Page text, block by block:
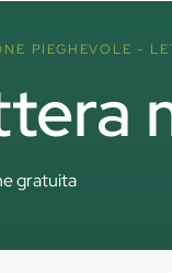
PIEGHEVOLE -
gratuita